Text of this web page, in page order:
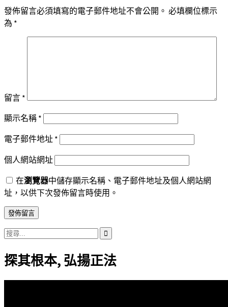
覽
發佈留言必須填寫的電子郵件地址不會公開。 必填欄位標示
為 *
留言 *
顯示名稱 *
電子郵件地址 *
個人網站網址
在瀏覽器中儲存顯示名稱、電子郵件地址及個人網站網
址，以供下次發佈留言時使用。
搜
關
鍵
字:
探其根本, 弘揚正法